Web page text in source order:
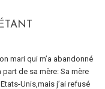
mari qui m’a abandonné
de sa mère: Sa mère
Unis,mais j’ai refusé